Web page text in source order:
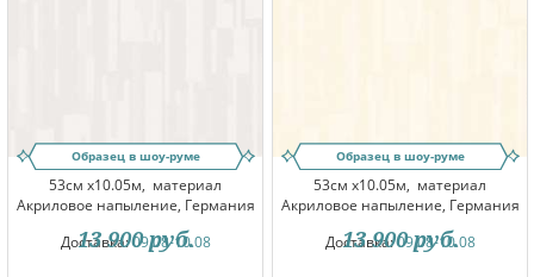
Образец в шоу-руме
53см x10.05м, материал
Акриловое напыление, Германия
Доставка:09.08-10.08
13 900 руб.
Образец в шоу-руме
53см x10.05м, материал
Акриловое напыление, Германия
Доставка:09.08-10.08
13 900 руб.